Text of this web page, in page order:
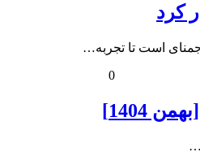
کرد
است تا تجربه…
0